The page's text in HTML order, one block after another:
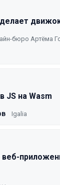
бюро Артёма
JS на Wasm
Igalia